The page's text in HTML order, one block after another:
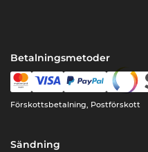
Betalningsmetoder
Förskottsbetalning, Postförskott
Sändning